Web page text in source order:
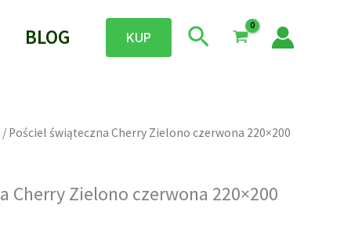
BLOG KUP Szukaj
/ Pościel świąteczna Cherry Zielono czerwona 220×200
Cherry Zielono czerwona 220×200